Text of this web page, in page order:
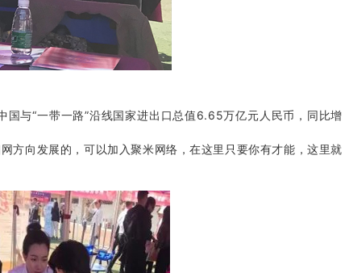
与“一带一路”沿线国家进出口总值6.65万亿元人民币，同比增
网方向发展的，可以加入聚米网络，在这里只要你有才能，这里就